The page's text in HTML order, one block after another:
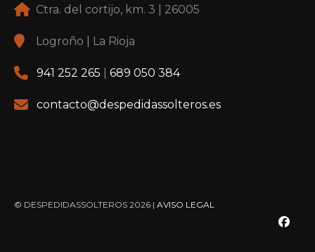
Ctra. del cortijo, km. 3 | 26005
Logroño | La Rioja
941 252 265 689 050 384
contacto@despedidassolteros.es
© DESPEDIDASSOLTEROS 2026 | AVISO LEGAL